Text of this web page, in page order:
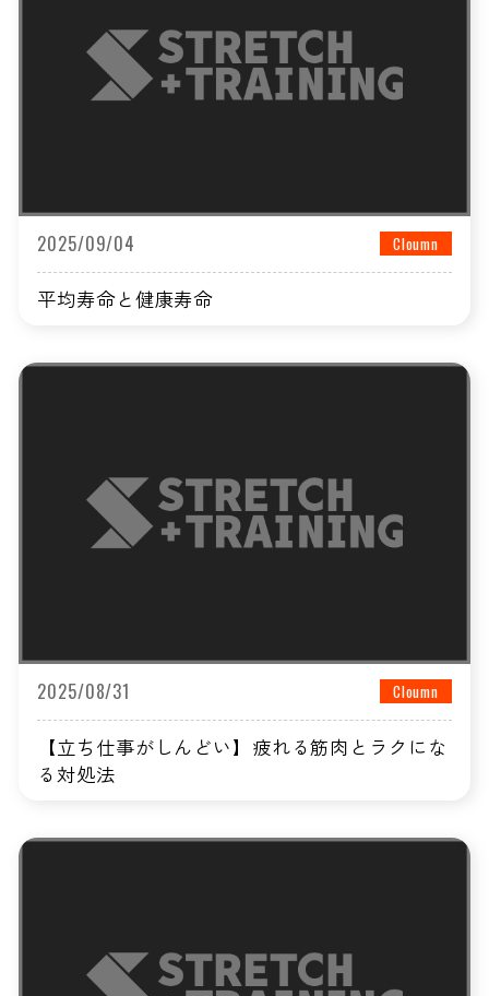
2025/09/04 Cloumn
平均寿命と健康寿命
2025/08/31 Cloumn
【立ち仕事がしんどい】疲れる筋肉とラクにな
る対処法